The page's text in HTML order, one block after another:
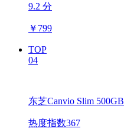
9.2 分
￥ 799
TOP
04
东芝Canvio Slim 500GB
热度指数367